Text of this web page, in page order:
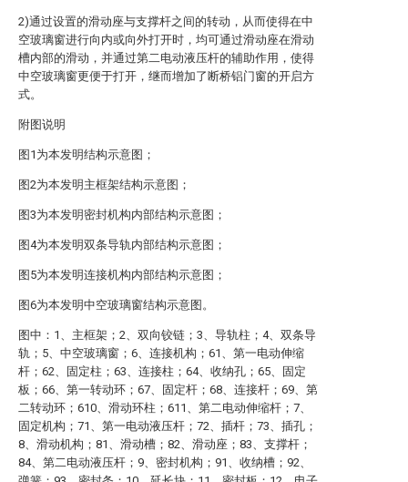
2)通过设置的滑动座与支撑杆之间的转动，从而使得在中
空玻璃窗进行向内或向外打开时，均可通过滑动座在滑动
槽内部的滑动，并通过第二电动液压杆的辅助作用，使得
中空玻璃窗更便于打开，继而增加了断桥铝门窗的开启方
式。
附图说明
图1为本发明结构示意图；
图2为本发明主框架结构示意图；
图3为本发明密封机构内部结构示意图；
图4为本发明双条导轨内部结构示意图；
图5为本发明连接机构内部结构示意图；
图6为本发明中空玻璃窗结构示意图。
图中：1、主框架；2、双向铰链；3、导轨柱；4、双条导
轨；5、中空玻璃窗；6、连接机构；61、第一电动伸缩
杆；62、固定柱；63、连接柱；64、收纳孔；65、固定
板；66、第一转动环；67、固定杆；68、连接杆；69、第
二转动环；610、滑动环柱；611、第二电动伸缩杆；7、
固定机构；71、第一电动液压杆；72、插杆；73、插孔；
8、滑动机构；81、滑动槽；82、滑动座；83、支撑杆；
84、第二电动液压杆；9、密封机构；91、收纳槽；92、